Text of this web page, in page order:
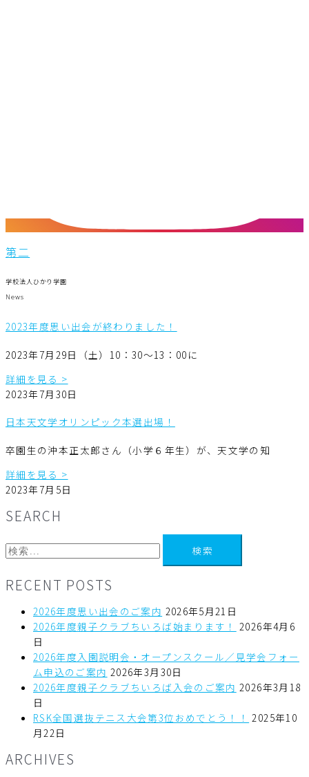
第二
学校法人ひかり学園
News
2023年度思い出会が終わりました！
2023年7月29日（土）10：30～13：00に
詳細を見る >
2023年7月30日
日本天文学オリンピック本選出場！
卒園生の沖本正太郎さん（小学６年生）が、天文学の知
詳細を見る >
2023年7月5日
SEARCH
RECENT POSTS
2026年度思い出会のご案内 2026年5月21日
2026年度親子クラブちいろば始まります！
2026年4月6
日
2026年度入園説明会・オープンスクール／見学会フォー
ム申込のご案内 2026年3月30日
2026年度親子クラブちいろば入会のご案内 2026年3月18
日
RSK全国選抜テニス大会第3位おめでとう！！ 2025年10
月22日
ARCHIVES